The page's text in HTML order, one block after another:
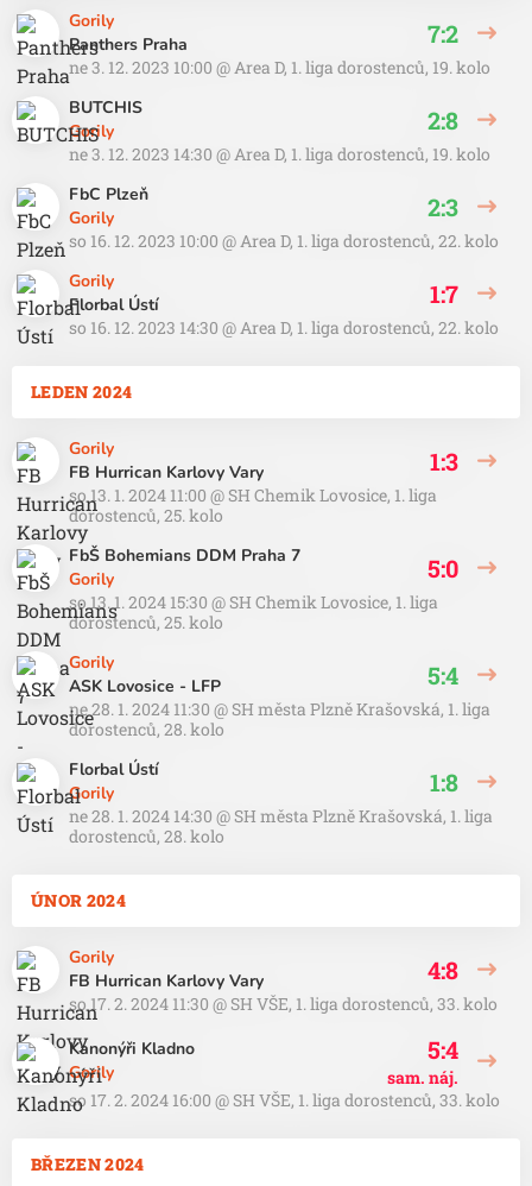
Gorily
Panthers Praha
7:2
ne 3. 12. 2023 10:00 @Area D, 1. liga dorostenců, 19. kolo
BUTCHIS
Gorily
2:8
ne 3. 12. 2023 14:30 @Area D, 1. liga dorostenců, 19. kolo
FbC Plzeň
Gorily
2:3
so 16. 12. 2023 10:00 @Area D, 1. liga dorostenců, 22. kolo
Gorily
Florbal Ústí
1:7
so 16. 12. 2023 14:30 @Area D, 1. liga dorostenců, 22. kolo
LEDEN 2024
Gorily
FB Hurrican Karlovy Vary
1:3
so 13. 1. 2024 11:00 @ SH Chemik Lovosice, 1. liga
dorostenců, 25. kolo
FbŠ Bohemians DDM Praha 7
Gorily
5:0
so 13. 1. 2024 15:30 @ SH Chemik Lovosice, 1. liga
dorostenců, 25. kolo
Gorily
ASK Lovosice - LFP
5:4
ne 28. 1. 2024 11:30 @ SH města Plzně Krašovská, 1. liga
dorostenců, 28. kolo
Florbal Ústí
Gorily
1:8
ne 28. 1. 2024 14:30 @ SH města Plzně Krašovská, 1. liga
dorostenců, 28. kolo
ÚNOR 2024
Gorily
FB Hurrican Karlovy Vary
4:8
so 17. 2. 2024 11:30 @ SH VŠE, 1. liga dorostenců, 33. kolo
Kanonýři Kladno
Gorily
5:4
sam. náj.
so 17. 2. 2024 16:00 @ SH VŠE, 1. liga dorostenců, 33. kolo
BŘEZEN 2024